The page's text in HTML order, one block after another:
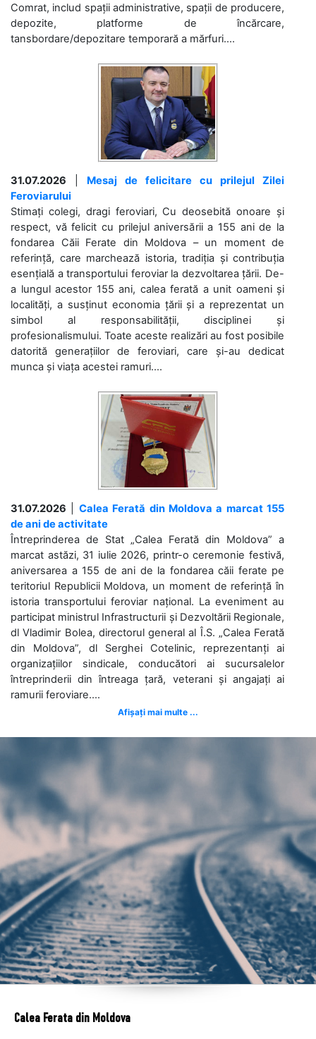
Comrat, includ spații administrative, spații de producere,
depozite, platforme de încărcare,
tansbordare/depozitare temporară a mărfuri....
31.07.2026
Mesaj de felicitare cu prilejul Zilei
Feroviarului
Stimați colegi, dragi feroviari, Cu deosebită onoare și
respect, vă felicit cu prilejul aniversării a 155 ani de la
fondarea Căii Ferate din Moldova – un moment de
referință, care marchează istoria, tradiția și contribuția
esențială a transportului feroviar la dezvoltarea țării. De-
a lungul acestor 155 ani, calea ferată a unit oameni și
localități, a susținut economia țării și a reprezentat un
simbol al responsabilității, disciplinei și
profesionalismului. Toate aceste realizări au fost posibile
datorită generațiilor de feroviari, care și-au dedicat
munca și viața acestei ramuri....
31.07.2026
Calea Ferată din Moldova a marcat 155
de ani de activitate
Întreprinderea de Stat „Calea Ferată din Moldova” a
marcat astăzi, 31 iulie 2026, printr-o ceremonie festivă,
aniversarea a 155 de ani de la fondarea căii ferate pe
teritoriul Republicii Moldova, un moment de referință în
istoria transportului feroviar național. La eveniment au
participat ministrul Infrastructurii și Dezvoltării Regionale,
dl Vladimir Bolea, directorul general al Î.S. „Calea Ferată
din Moldova”, dl Serghei Cotelinic, reprezentanți ai
organizațiilor sindicale, conducători ai sucursalelor
întreprinderii din întreaga țară, veterani și angajați ai
ramurii feroviare....
Afișați mai multe ...
Calea Ferata din Moldova